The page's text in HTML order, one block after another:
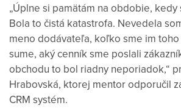
„Úplne si pamätám na obdobie, kedy
Bola to čistá katastrofa. Nevedela
meno dodávateľa, koľko sme im
sume, aký cenník sme poslali
obchodu to bol riadny neporiadok,“
Hrabovská, ktorej mentor odporučil
CRM systém.